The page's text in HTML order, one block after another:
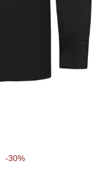
-30%